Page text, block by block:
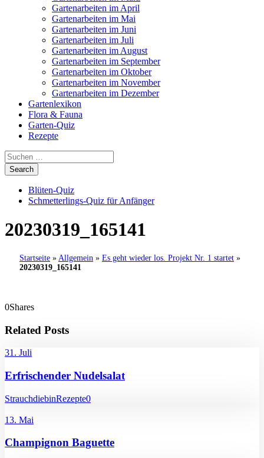
Gartenarbeiten im April
Gartenarbeiten im Mai
Gartenarbeiten im Juni
Gartenarbeiten im Juli
Gartenarbeiten im August
Gartenarbeiten im September
Gartenarbeiten im Oktober
Gartenarbeiten im November
Gartenarbeiten im Dezember
Gartenlexikon
Flora & Fauna
Garten-Quiz
Rezepte
Blüten-Quiz
Schmetterlings-Quiz für Anfänger
20230319_165141
Startseite » Allgemein » Es geht wieder los. Projekt Nr. 1 startet »
20230319_165141
0Shares
Related Posts
31. Juli
Erfrischender Nudelsalat
StrauchdiebinRezepte0
13. Mai
Champignon Baguette